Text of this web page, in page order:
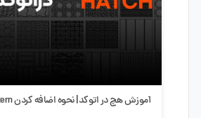
آموزش ساخت پله هوشمند در اتوکد |